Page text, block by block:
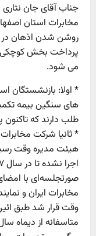
جناب آقای جان نثاری
مخابرات استان
روشن شدن اذهان در
پرداخت بخش کوچکی
می شود.
* اولا: بازنشستگان
طلب دارند که
هیئت مدیره وقت
صورتجلسه‌ای با
مخابرات ایران و
وقت قرار شد طبق